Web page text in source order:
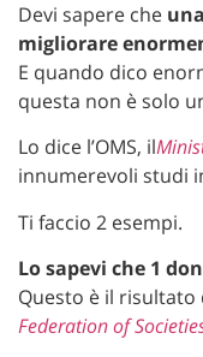
Devi sapere che
migliorare
E quando dico
questa non è solo
Lo dice l’OMS, il
innumerevoli studi
Ti faccio 2 esempi.
Lo sapevi che 1
Questo è il
Federation of